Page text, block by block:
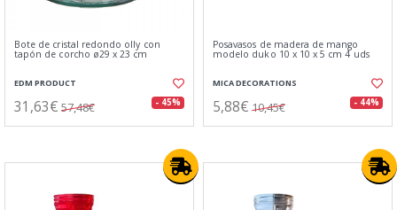
Bote de cristal redondo olly con
tapón de corcho ø29 x 23 cm
EDM PRODUCT
31,63€ 57,48€ - 45%
Posavasos de madera de mango
modelo duko 10 x 10 x 5 cm 4 uds
MICA DECORATIONS
5,88€ 10,45€ - 44%